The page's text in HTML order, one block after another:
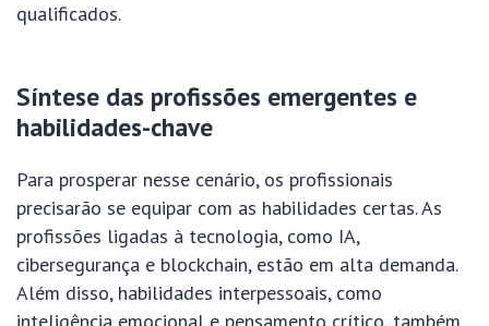
qualificados.
Síntese das profissões emergentes e
habilidades-chave
Para prosperar nesse cenário, os profissionais
precisarão se equipar com as habilidades certas. As
profissões ligadas à tecnologia, como IA,
cibersegurança e blockchain, estão em alta demanda.
Além disso, habilidades interpessoais, como